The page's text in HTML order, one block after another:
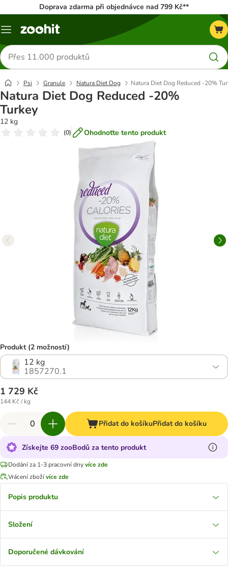
Doprava zdarma při objednávce nad 799 Kč**
Menu
Hledat
produkty
Psi Granule Natura Diet Dog Natura Diet Dog Reduced -20%
Natura Diet Dog Reduced -20%
Turkey
12 kg
(0) Ohodnoťte tento produkt
Produkt (2 možností)
12 kg
1857270.1
1 729 Kč
144 Kč / kg
Přidat do košíkuPřidat do košíku
Získejte 69 zooBodů za tento produkt
Dodání za 1-3 pracovní dnyvíce zde
Vrácení zbožívíce zde
Popis produktu
Složení
Doporučené dávkování